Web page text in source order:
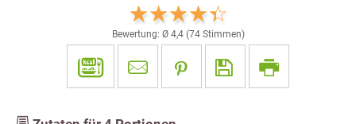
Bewertung: Ø 4,4(74Stimmen)